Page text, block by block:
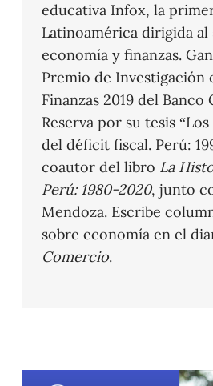
educativa Infox, la
Latinoamérica dirigida al
economía y finanzas.
Premio de Investigación
Finanzas 2019 del Banco
Reserva por su tesis
del déficit fiscal. Perú:
coautor del libro La
Perú: 1980-2020, junto
Mendoza. Escribe
sobre economía en el
Comercio.